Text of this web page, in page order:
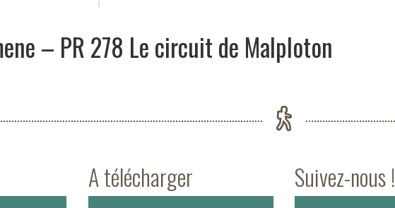
– PR 278 Le circuit de Malploton
A télécharger Suivez-nous !